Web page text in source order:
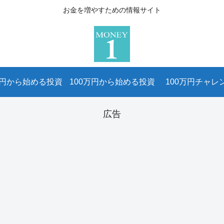
お金を増やすための情報サイト
から始める投資 100万円から始める投資 100万円チャレ
広告